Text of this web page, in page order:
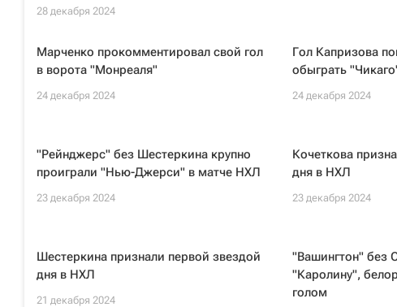
28 декабря 2024
Марченко прокомментировал свой гол
в ворота "Монреаля"
24 декабря 2024
Гол Капризова
обыграть
24 декабря 2024
"Рейнджерс" без Шестеркина крупно
проиграли "Нью-Джерси" в матче НХЛ
23 декабря 2024
Кочеткова
дня в НХЛ
23 декабря 2024
Шестеркина признали первой звездой
дня в НХЛ
21 декабря 2024
"Вашингтон" без
"Каролину",
голом